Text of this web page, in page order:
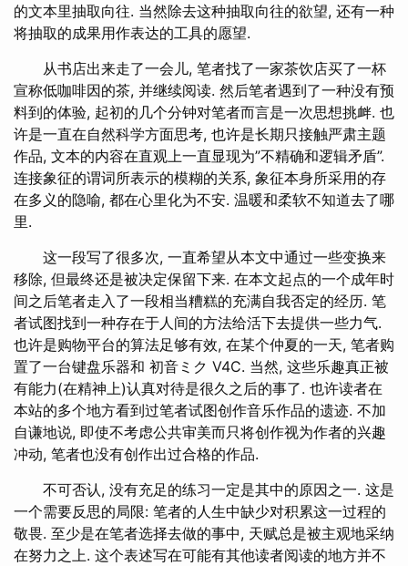
的文本里抽取向往. 当然除去这种抽取向往的欲望, 还有一种
将抽取的成果用作表达的工具的愿望.
从书店出来走了一会儿, 笔者找了一家茶饮店买了一杯
宣称低咖啡因的茶, 并继续阅读. 然后笔者遇到了一种没有预
料到的体验, 起初的几个分钟对笔者而言是一次思想挑衅. 也
许是一直在自然科学方面思考, 也许是长期只接触严肃主题
作品, 文本的内容在直观上一直显现为”不精确和逻辑矛盾”.
连接象征的谓词所表示的模糊的关系, 象征本身所采用的存
在多义的隐喻, 都在心里化为不安. 温暖和柔软不知道去了哪
里.
这一段写了很多次, 一直希望从本文中通过一些变换来
移除, 但最终还是被决定保留下来. 在本文起点的一个成年时
间之后笔者走入了一段相当糟糕的充满自我否定的经历. 笔
者试图找到一种存在于人间的方法给活下去提供一些力气.
也许是购物平台的算法足够有效, 在某个仲夏的一天, 笔者购
置了一台键盘乐器和 初音ミク V4C. 当然, 这些乐趣真正被
有能力(在精神上)认真对待是很久之后的事了. 也许读者在
本站的多个地方看到过笔者试图创作音乐作品的遗迹. 不加
自谦地说, 即使不考虑公共审美而只将创作视为作者的兴趣
冲动, 笔者也没有创作出过合格的作品.
不可否认, 没有充足的练习一定是其中的原因之一. 这是
一个需要反思的局限: 笔者的人生中缺少对积累这一过程的
敬畏. 至少是在笔者选择去做的事中, 天赋总是被主观地采纳
在努力之上. 这个表述写在可能有其他读者阅读的地方并不